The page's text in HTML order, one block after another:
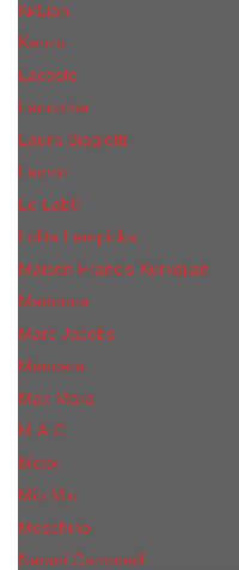
КиLian
Kenzo
Lacoste
Lancome
Laura Biagiotti
Lanvin
Lе Lab0
Lolita Lempicka
Maison Francis Kurkdjian
Madonna
Marc Jacobs
Mancera
Max Mara
M.А.C.
Mexx
Miu Miu
Mоsсhino
Naomi Campbell